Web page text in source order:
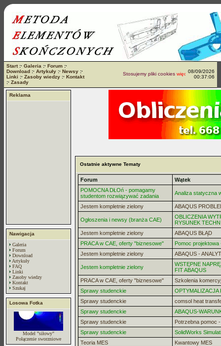
Start:· Galeria :· Forum :·
Download :· Artykuły :· Newsy :·
Linki :· Zasoby wiedzy :· Kontakt
:· Zasady
Stosujemy pliki cookieswięcej...08/09/2026
00:37:06
Reklama
Nawigacja
Galeria
Forum
Download
Artykuły
FAQ
Linki
Zasoby wiedzy
Kontakt
Szukaj
Losowa Fotka
Model "siłowy"
Połączenie sworzniowe
Ostatnie aktywne Tematy
Forum
Wątek
POMOCNA DŁOń - pomagamy
studentom rozwiązywać zadania
Analiza statyczna
Jestem kompletnie zielony ABAQUS
Ogłoszenia i newsy (branża CAE)
OBLICZENIA
RYSUNEK
Jestem kompletnie zielony
ABAQUS BŁĄD
PRACA w CAE, oferty "biznesowe"
Pomoc projektowa
Jestem kompletnie zielony
ABAQUS -
Jestem kompletnie zielony
WSTĘPNE
FIT ABAQUS
PRACA w CAE, oferty "biznesowe"
Szkolenia
Sprawy studenckie
OPTYMALIZACJA
Sprawy studenckie
comsol heat
Sprawy studenckie
ABAQUS-
Sprawy studenckie
Potrzebna pomoc
Sprawy studenckie
SolidWorks
Teoria MES
Kwantowy MES